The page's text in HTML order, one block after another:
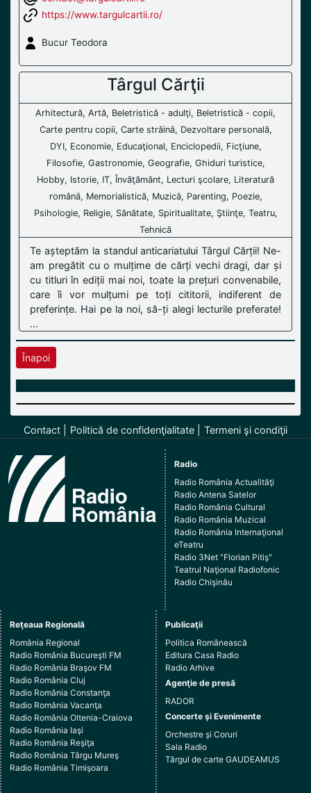
https://www.targulcartii.ro/
Bucur Teodora
Târgul Cărţii
Arhitectură, Artă, Beletristică - adulţi, Beletristică - copii,
Carte pentru copii, Carte străină, Dezvoltare personală,
DYI, Economie, Educaţional, Enciclopedii, Ficţiune,
Filosofie, Gastronomie, Geografie, Ghiduri turistice,
Hobby, Istorie, IT, Învăţământ, Lecturi şcolare, Literatură
română, Memorialistică, Muzică, Parenting, Poezie,
Psihologie, Religie, Sănătate, Spiritualitate, Ştiinţe, Teatru,
Tehnică
Te așteptăm la standul anticariatului Târgul Cărții! Ne-
am pregătit cu o mulțime de cărți vechi dragi, dar și
cu titluri în ediții mai noi, toate la prețuri convenabile,
care îi vor mulțumi pe toți cititorii, indiferent de
preferințe. Hai pe la noi, să-ți alegi lecturile preferate!
...
Înapoi
Contact Politică de confidenţialitate Termeni şi condiţii
Radio
Radio România Actualităţi
Radio Antena Satelor
Radio România Cultural
Radio România Muzical
Radio România Internaţional
eTeatru
Radio 3Net "Florian Pitiş"
Teatrul Naţional Radiofonic
Radio Chişinău
Reţeaua Regională
România Regional
Radio România Bucureşti FM
Radio România Braşov FM
Radio România Cluj
Radio România Constanţa
Radio România Vacanţa
Radio România Oltenia-Craiova
Radio România Iaşi
Radio România Reşiţa
Radio România Târgu Mureş
Radio România Timişoara
Publicaţii
Politica Românească
Editura Casa Radio
Radio Arhive
Agenţie de presă
RADOR
Concerte şi Evenimente
Orchestre şi Coruri
Sala Radio
Târgul de carte GAUDEAMUS